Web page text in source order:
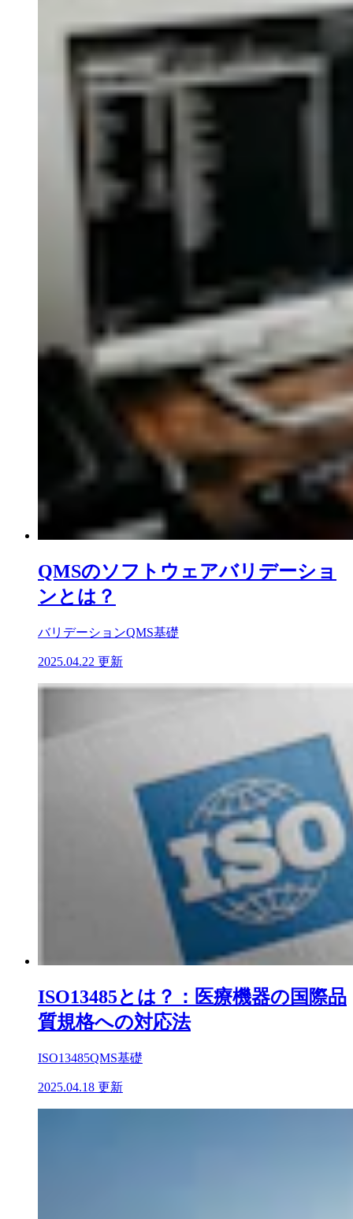
QMSのソフトウェアバリデーショ
ンとは？
バリデーションQMS基礎
2025.04.22 更新
ISO13485とは？：医療機器の国際品
質規格への対応法
ISO13485QMS基礎
2025.04.18 更新